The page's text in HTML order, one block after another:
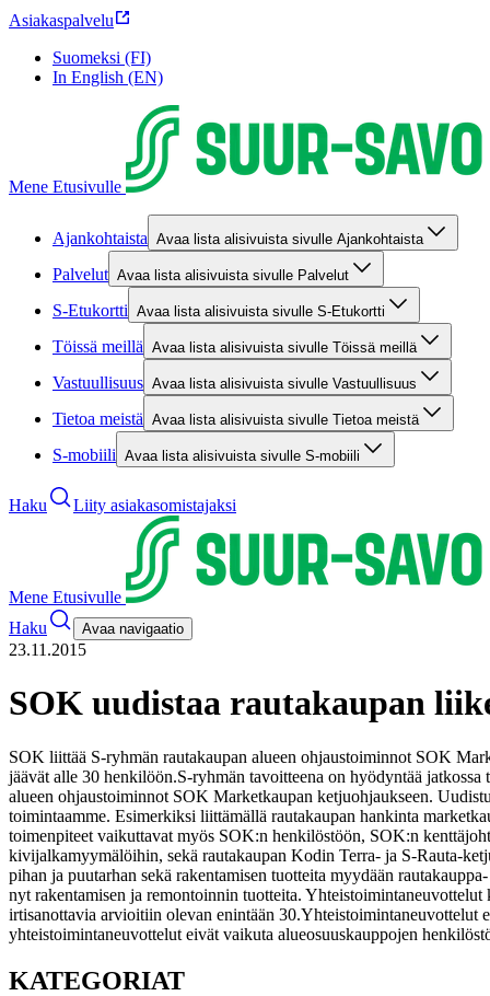
Asiakaspalvelu
Suomeksi (FI)
In English (EN)
Mene Etusivulle
Ajankohtaista Avaa lista alisivuista sivulle Ajankohtaista
Palvelut Avaa lista alisivuista sivulle Palvelut
S-Etukortti Avaa lista alisivuista sivulle S-Etukortti
Töissä meillä Avaa lista alisivuista sivulle Töissä meillä
Vastuullisuus Avaa lista alisivuista sivulle Vastuullisuus
Tietoa meistä Avaa lista alisivuista sivulle Tietoa meistä
S-mobiili Avaa lista alisivuista sivulle S-mobiili
Haku Liity asiakasomistajaksi
Mene Etusivulle
Haku
Avaa navigaatio
23.11.2015
SOK uudistaa rautakaupan
SOK liittää S-ryhmän rautakaupan alueen ohjaustoiminnot SOK
jäävät alle 30 henkilöön.S-ryhmän tavoitteena on hyödyntää
alueen ohjaustoiminnot SOK Marketkaupan ketjuohjaukseen.
toimintaamme. Esimerkiksi liittämällä rautakaupan hankinta
toimenpiteet vaikuttavat myös SOK:n henkilöstöön, SOK:n
kivijalkamyymälöihin, sekä rautakaupan Kodin Terra- ja S-Rauta-
pihan ja puutarhan sekä rakentamisen tuotteita myydään
nyt rakentamisen ja remontoinnin tuotteita. Yhteistoimintaneuvottelut
irtisanottavia arvioitiin olevan enintään 30.Yhteistoimintaneuvottelut
yhteistoimintaneuvottelut eivät vaikuta alueosuuskauppojen
KATEGORIAT